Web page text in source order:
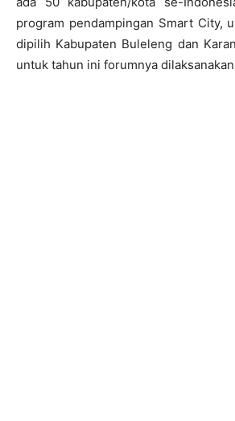
program pendampingan Smart City,
dipilih Kabupaten Buleleng dan
untuk tahun ini forumnya